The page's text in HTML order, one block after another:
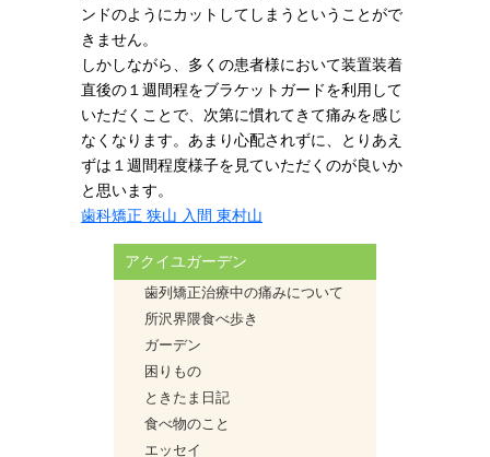
ンドのようにカットしてしまうということがで
きません。
しかしながら、多くの患者様において装置装着
直後の１週間程をブラケットガードを利用して
いただくことで、次第に慣れてきて痛みを感じ
なくなります。あまり心配されずに、とりあえ
ずは１週間程度様子を見ていただくのが良いか
と思います。
歯科矯正 狭山 入間 東村山
アクイユガーデン
歯列矯正治療中の痛みについて
所沢界隈食べ歩き
ガーデン
困りもの
ときたま日記
食べ物のこと
エッセイ